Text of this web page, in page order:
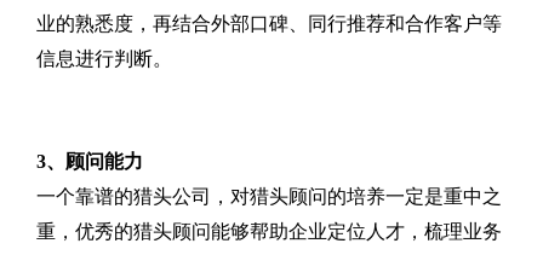
业的熟悉度，再结合外部口碑、同行推荐和合作客户等
信息进行判断。
3、顾问能力
一个靠谱的猎头公司，对猎头顾问的培养一定是重中之
重，优秀的猎头顾问能够帮助企业定位人才，梳理业务